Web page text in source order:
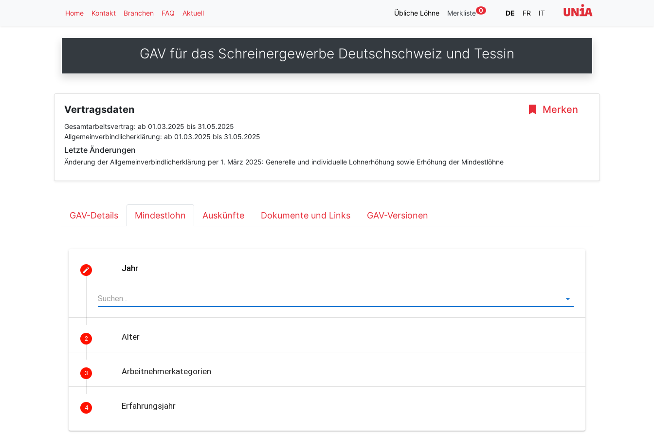
Home Kontakt Branchen FAQ Aktuell Übliche Löhne Merkliste 0 DE FR IT
GAV für das Schreinergewerbe Deutschschweiz und Tessin
Merken
Vertragsdaten
Gesamtarbeitsvertrag: ab 01.03.2025 bis 31.05.2025
Allgemeinverbindlicherklärung: ab 01.03.2025 bis 31.05.2025
Letzte Änderungen
Änderung der Allgemeinverbindlicherklärung per 1. März 2025: Generelle und individuelle Lohnerhöhung sowie Erhöhung der Mindestlöhne
GAV-Details Mindestlohn Auskünfte Dokumente und Links GAV-Versionen
Jahr
2 Alter
3 Arbeitnehmerkategorien
4 Erfahrungsjahr